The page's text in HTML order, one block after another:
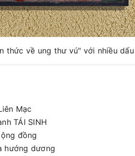
thức về ung thư vú" với nhiều
Mạc
TÁI SINH
đồng
hướng dương